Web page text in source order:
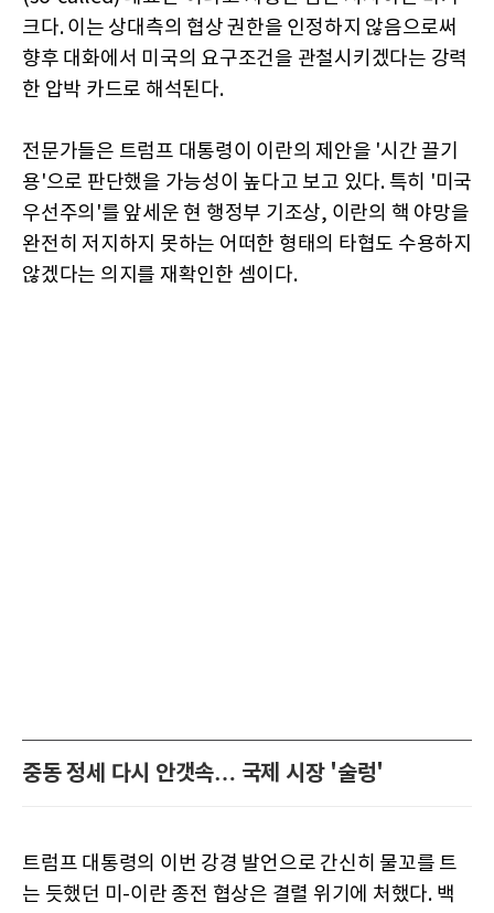
크다. 이는 상대측의 협상 권한을 인정하지 않음으로써
향후 대화에서 미국의 요구조건을 관철시키겠다는 강력
한 압박 카드로 해석된다.
전문가들은 트럼프 대통령이 이란의 제안을 '시간 끌기
용'으로 판단했을 가능성이 높다고 보고 있다. 특히 '미국
우선주의'를 앞세운 현 행정부 기조상, 이란의 핵 야망을
완전히 저지하지 못하는 어떠한 형태의 타협도 수용하지
않겠다는 의지를 재확인한 셈이다.
중동 정세 다시 안갯속… 국제 시장 '술렁'
트럼프 대통령의 이번 강경 발언으로 간신히 물꼬를 트
는 듯했던 미-이란 종전 협상은 결렬 위기에 처했다. 백